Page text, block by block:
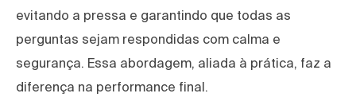
evitando a pressa e garantindo que todas as
perguntas sejam respondidas com calma e
segurança. Essa abordagem, aliada à prática, faz a
diferença na performance final.